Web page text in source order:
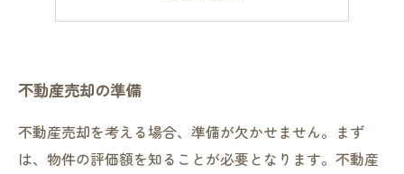
不動産売却の準備
不動産売却を考える場合、準備が欠かせません。まず
は、物件の評価額を知ることが必要となります。不動産